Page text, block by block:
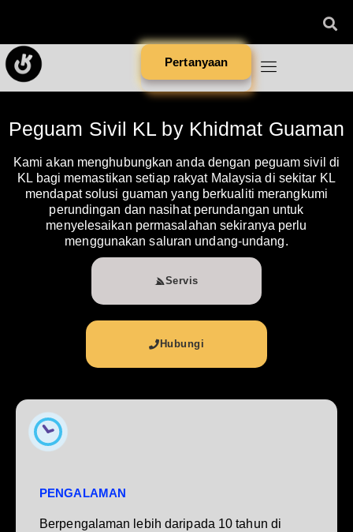
Pertanyaan
Peguam Sivil KL by Khidmat Guaman
Kami akan menghubungkan anda dengan peguam sivil di
KL bagi memastikan setiap rakyat Malaysia di sekitar KL
mendapat solusi guaman yang berkualiti merangkumi
perundingan dan nasihat perundangan untuk
menyelesaikan permasalahan sekiranya perlu
menggunakan saluran undang-undang.
Servis
Hubungi
PENGALAMAN
Berpengalaman lebih daripada 10 tahun di